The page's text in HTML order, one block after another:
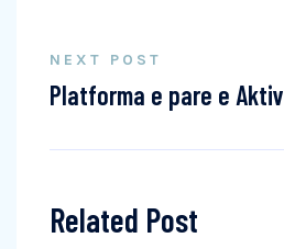
NEXT POST
Platforma e pare e
Related Post